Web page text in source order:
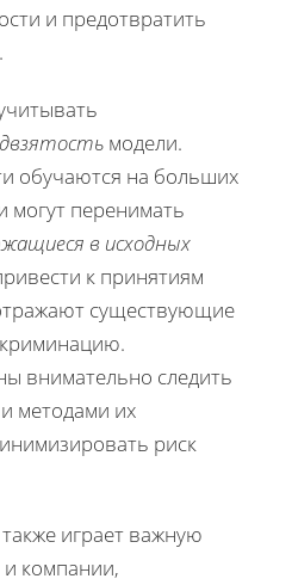
и предотвратить
модели.
обучаются на больших
могут перенимать
в исходных
к принятиям
существующие
внимательно следить
методами их
риск
также играет важную
компании,